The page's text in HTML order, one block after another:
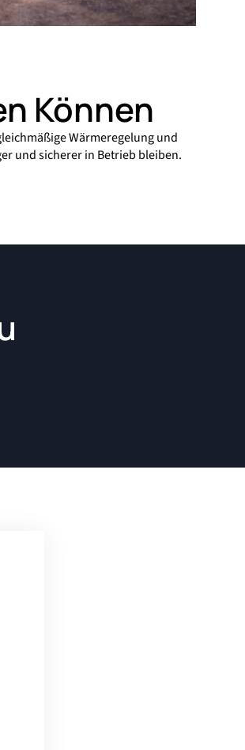
Können
Wärmeregelung und
und sicherer in Betrieb bleiben.